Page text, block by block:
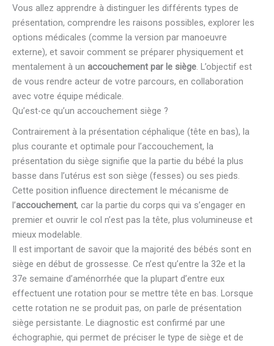
Vous allez apprendre à distinguer les différents types de
présentation, comprendre les raisons possibles, explorer les
options médicales (comme la version par manoeuvre
externe), et savoir comment se préparer physiquement et
mentalement à un accouchement par le siège. L’objectif est
de vous rendre acteur de votre parcours, en collaboration
avec votre équipe médicale.
Qu’est-ce qu’un accouchement siège ?
Contrairement à la présentation céphalique (tête en bas), la
plus courante et optimale pour l’accouchement, la
présentation du siège signifie que la partie du bébé la plus
basse dans l’utérus est son siège (fesses) ou ses pieds.
Cette position influence directement le mécanisme de
l’accouchement, car la partie du corps qui va s’engager en
premier et ouvrir le col n’est pas la tête, plus volumineuse et
mieux modelable.
Il est important de savoir que la majorité des bébés sont en
siège en début de grossesse. Ce n’est qu’entre la 32e et la
37e semaine d’aménorrhée que la plupart d’entre eux
effectuent une rotation pour se mettre tête en bas. Lorsque
cette rotation ne se produit pas, on parle de présentation
siège persistante. Le diagnostic est confirmé par une
échographie, qui permet de préciser le type de siège et de